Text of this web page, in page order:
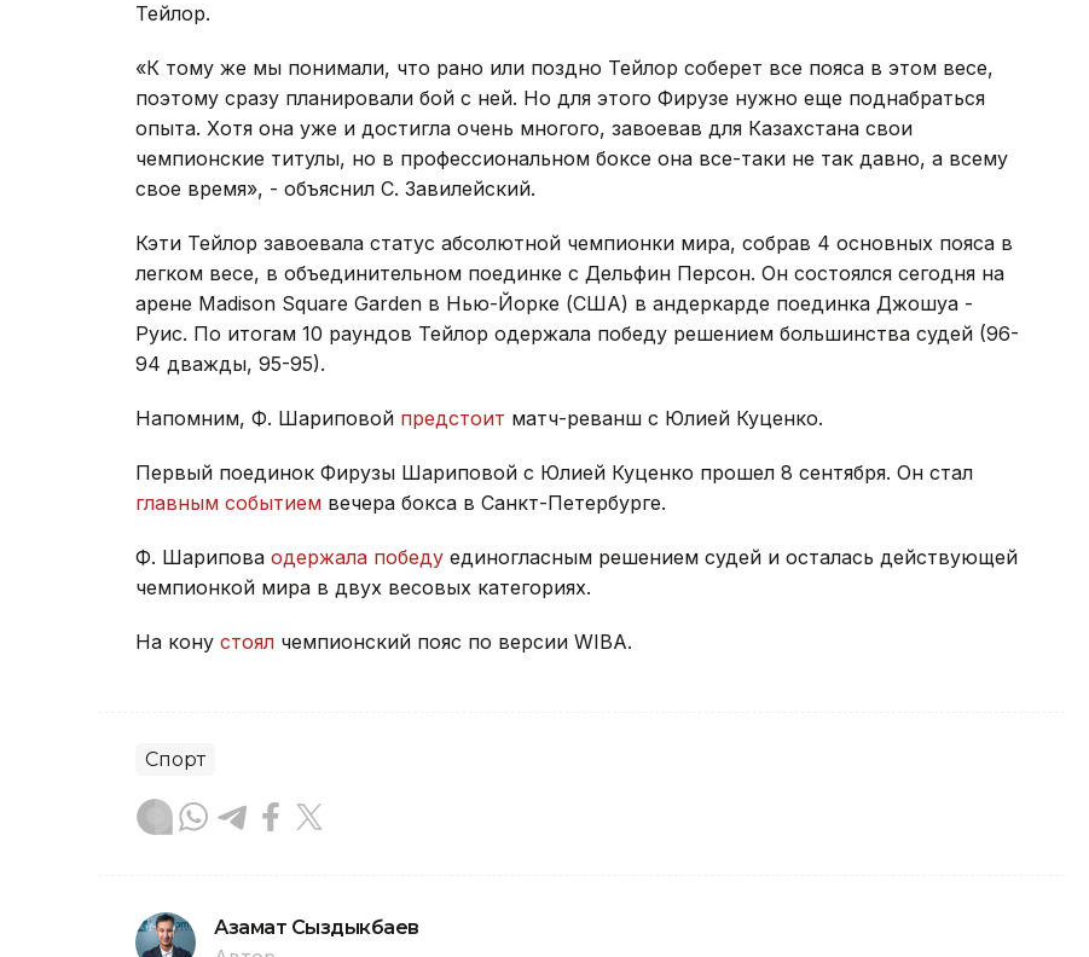
Тейлор.
«К тому же мы понимали, что рано или поздно Тейлор соберет все пояса в этом весе,
поэтому сразу планировали бой с ней. Но для этого Фирузе нужно еще поднабраться
опыта. Хотя она уже и достигла очень многого, завоевав для Казахстана свои
чемпионские титулы, но в профессиональном боксе она все-таки не так давно, а всему
свое время», - объяснил С. Завилейский.
Кэти Тейлор завоевала статус абсолютной чемпионки мира, собрав 4 основных пояса в
легком весе, в объединительном поединке с Дельфин Персон. Он состоялся сегодня на
арене Madison Square Garden в Нью-Йорке (США) в андеркарде поединка Джошуа -
Руис. По итогам 10 раундов Тейлор одержала победу решением большинства судей (96-
94 дважды, 95-95).
Напомним, Ф. Шариповой предстоит матч-реванш с Юлией Куценко.
Первый поединок Фирузы Шариповой с Юлией Куценко прошел 8 сентября. Он стал
главным событием вечера бокса в Санкт-Петербурге.
Ф. Шарипова одержала победу единогласным решением судей и осталась действующей
чемпионкой мира в двух весовых категориях.
На кону стоял чемпионский пояс по версии WIBA.
Спорт
Азамат Сыздыкбаев